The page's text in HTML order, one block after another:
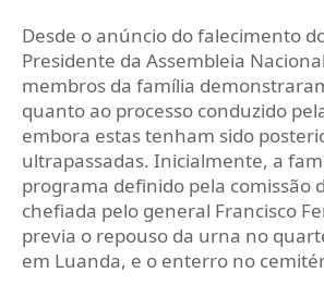
Desde o anúncio do falecimento
Presidente da Assembleia
membros da família
quanto ao processo conduzido
embora estas tenham sido
ultrapassadas. Inicialmente, a
programa definido pela comissão
chefiada pelo general Francisco
previa o repouso da urna no
em Luanda, e o enterro no